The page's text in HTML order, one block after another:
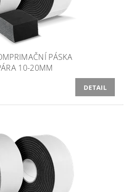
PÁSKA
10-20MM
DETAIL